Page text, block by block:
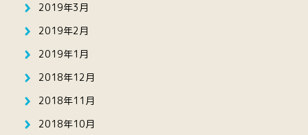
2019年3月
2019年2月
2019年1月
2018年12月
2018年11月
2018年10月